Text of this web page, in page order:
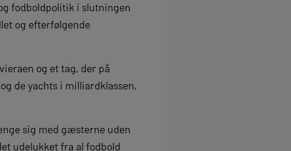
fodboldpolitik i slutningen
og efterfølgende
og et tag, der på
de yachts i milliardklassen,
sig med gæsterne uden
udelukket fra al fodbold